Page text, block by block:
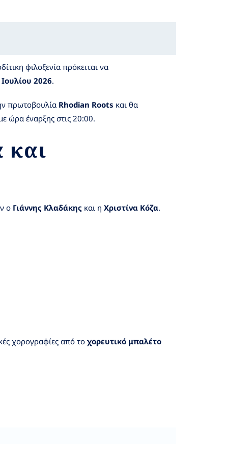
φιλοξενία πρόκειται να
2026.
πρωτοβουλία Rhodian Roots και θα
ώρα έναρξης στις 20:00.
ο Γιάννης Κλαδάκης και η Χριστίνα Κόζα.
χορογραφίες από τοχορευτικό μπαλέτο